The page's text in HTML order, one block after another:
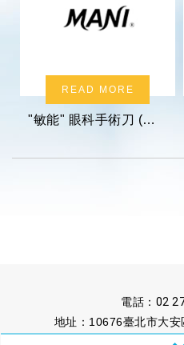
READ MORE
"敏能" 眼科手術刀 (滅菌)
電話： 02
地址：10676臺北市大
信箱